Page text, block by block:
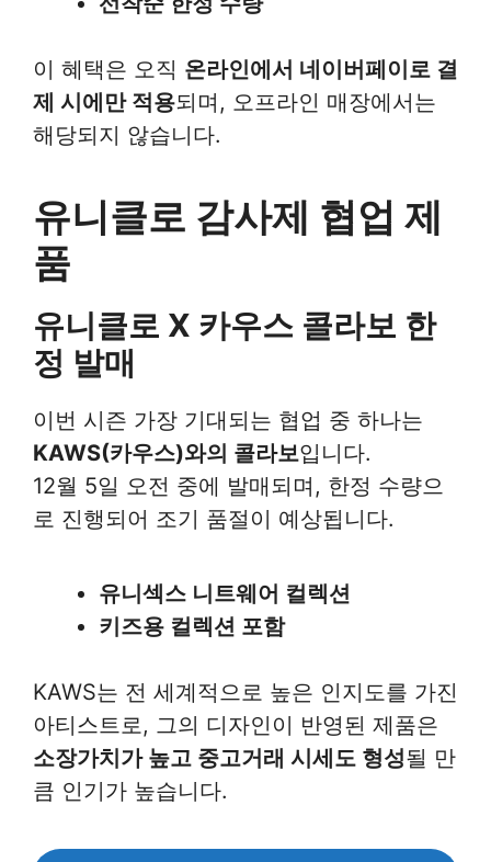
이 혜택은 오직 온라인에서 네이버페이로 결
제 시에만 적용되며, 오프라인 매장에서는
해당되지 않습니다.
유니클로 감사제 협업 제
품
유니클로 X 카우스 콜라보 한
정 발매
이번 시즌 가장 기대되는 협업 중 하나는
KAWS(카우스)와의 콜라보입니다.
12월 5일 오전 중에 발매되며, 한정 수량으
로 진행되어 조기 품절이 예상됩니다.
유니섹스 니트웨어 컬렉션
키즈용 컬렉션 포함
KAWS는 전 세계적으로 높은 인지도를 가진
아티스트로, 그의 디자인이 반영된 제품은
소장가치가 높고 중고거래 시세도 형성될 만
큼 인기가 높습니다.